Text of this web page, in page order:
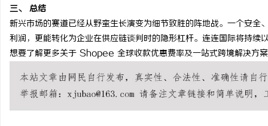
三、 总结
新兴市场的赛道已经从野蛮生长演变为细节致胜的阵地战。一个安全
利润，更能转化为企业在供应链谈判时的隐形杠杆。连连国际将持
想要了解更多关于 Shopee 全球收款优惠费率及一站式跨境解决方